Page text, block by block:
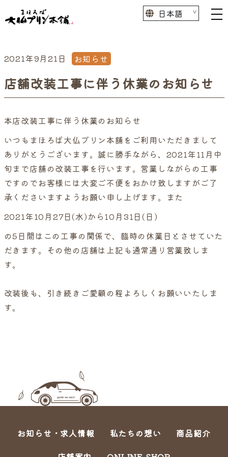
2021年9月21日 お知らせ
店舗改装工事に伴う休業のお知らせ
本店改装工事に伴う休業のお知らせ
いつもまほろば大仏プリン本舗をご利用いただきまして
ありがとうございます。誠に勝手ながら、2021年11月中
旬まで店舗の改装工事を行います。営業しながらの工事
ですのでお客様には大変ご不便をおかけ致しますがご了
承くださいますようお願い申し上げます。また
2021年10月27日(水)から10月31日(日)
の5日間はこの工事の関係で、臨時の休業日とさせていた
だきます。その他の店舗は上記も通常通り営業致しま
す。
改装後も、引き続きご愛顧の程よろしくお願いいたしま
す。
お知らせ・求人情報 私たちの想い
商品紹介